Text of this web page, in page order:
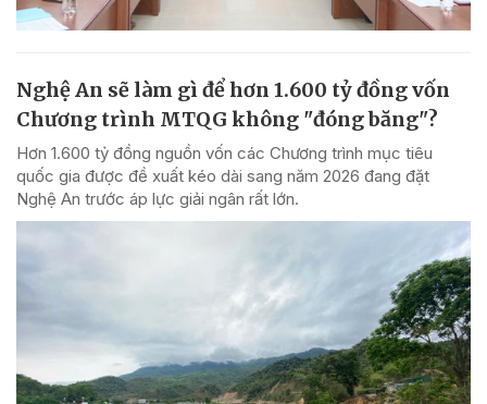
Nghệ An sẽ làm gì để hơn 1.600 tỷ đồng vốn
Chương trình MTQG không "đóng băng"?
Hơn 1.600 tỷ đồng nguồn vốn các Chương trình mục tiêu
quốc gia được đề xuất kéo dài sang năm 2026 đang đặt
Nghệ An trước áp lực giải ngân rất lớn.